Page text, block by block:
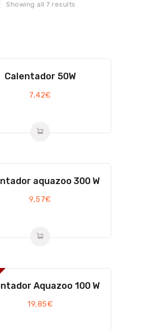
Showing all 7 results
Calentador 50W
7,42€
aquazoo 300 W
9,57€
Aquazoo 100 W
19,85€